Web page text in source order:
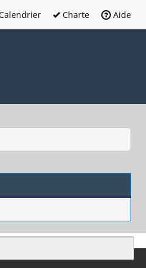
Charte Aide